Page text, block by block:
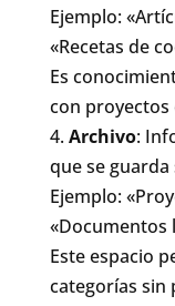
Ejemplo:
«Recetas de
Es
con proyectos
Archivo:
que se
Ejemplo:
«Documentos
Este espacio
categorías sin